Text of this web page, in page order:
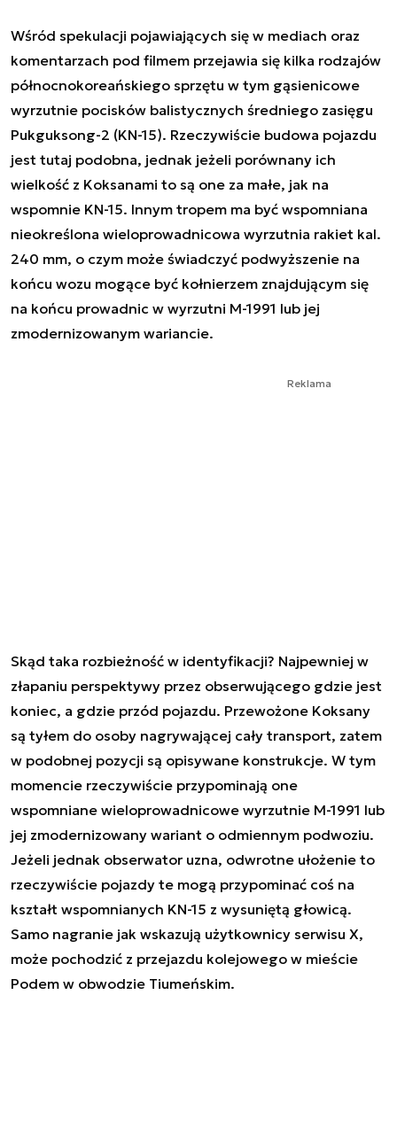
Wśród spekulacji pojawiających się w mediach oraz
komentarzach pod filmem przejawia się kilka rodzajów
północnokoreańskiego sprzętu w tym gąsienicowe
wyrzutnie pocisków balistycznych średniego zasięgu
Pukguksong-2 (KN-15). Rzeczywiście budowa pojazdu
jest tutaj podobna, jednak jeżeli porównany ich
wielkość z Koksanami to są one za małe, jak na
wspomnie KN-15. Innym tropem ma być wspomniana
nieokreślona wieloprowadnicowa wyrzutnia rakiet kal.
240 mm, o czym może świadczyć podwyższenie na
końcu wozu mogące być kołnierzem znajdującym się
na końcu prowadnic w wyrzutni M-1991 lub jej
zmodernizowanym wariancie.
Reklama
Skąd taka rozbieżność w identyfikacji? Najpewniej w
złapaniu perspektywy przez obserwującego gdzie jest
koniec, a gdzie przód pojazdu. Przewożone Koksany
są tyłem do osoby nagrywającej cały transport, zatem
w podobnej pozycji są opisywane konstrukcje. W tym
momencie rzeczywiście przypominają one
wspomniane wieloprowadnicowe wyrzutnie M-1991 lub
jej zmodernizowany wariant o odmiennym podwoziu.
Jeżeli jednak obserwator uzna, odwrotne ułożenie to
rzeczywiście pojazdy te mogą przypominać coś na
kształt wspomnianych KN-15 z wysuniętą głowicą.
Samo nagranie jak wskazują użytkownicy serwisu X,
może pochodzić z przejazdu kolejowego w mieście
Podem w obwodzie Tiumeńskim.